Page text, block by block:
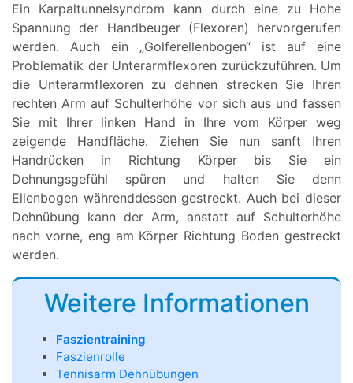
Ein Karpaltunnelsyndrom kann durch eine zu Hohe
Spannung der Handbeuger (Flexoren) hervorgerufen
werden. Auch ein „Golferellenbogen“ ist auf eine
Problematik der Unterarmflexoren zurückzuführen. Um
die Unterarmflexoren zu dehnen strecken Sie Ihren
rechten Arm auf Schulterhöhe vor sich aus und fassen
Sie mit Ihrer linken Hand in Ihre vom Körper weg
zeigende Handfläche. Ziehen Sie nun sanft Ihren
Handrücken in Richtung Körper bis Sie ein
Dehnungsgefühl spüren und halten Sie denn
Ellenbogen währenddessen gestreckt. Auch bei dieser
Dehnübung kann der Arm, anstatt auf Schulterhöhe
nach vorne, eng am Körper Richtung Boden gestreckt
werden.
Weitere Informationen
Faszientraining
Faszienrolle
Tennisarm Dehnübungen